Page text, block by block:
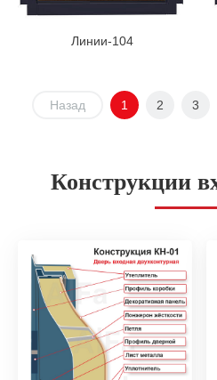
Линии-104
Назад 1 2 3
Конструкции